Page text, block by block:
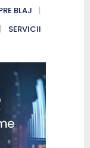
BLAJ
SERVICII